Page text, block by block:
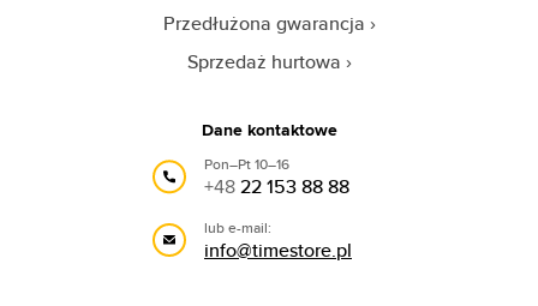
Przedłużona gwarancja
Sprzedaż hurtowa
Dane kontaktowe
Pon–Pt 10–16
+4822 153 88 88
lub e-mail:
info@timestore.pl